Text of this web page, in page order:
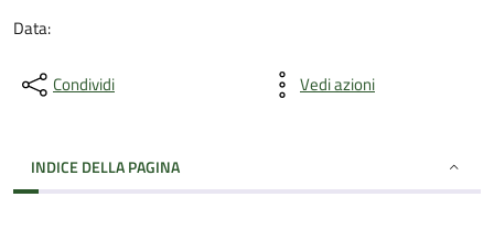
Data:
Condividi Vedi azioni
INDICE DELLA PAGINA